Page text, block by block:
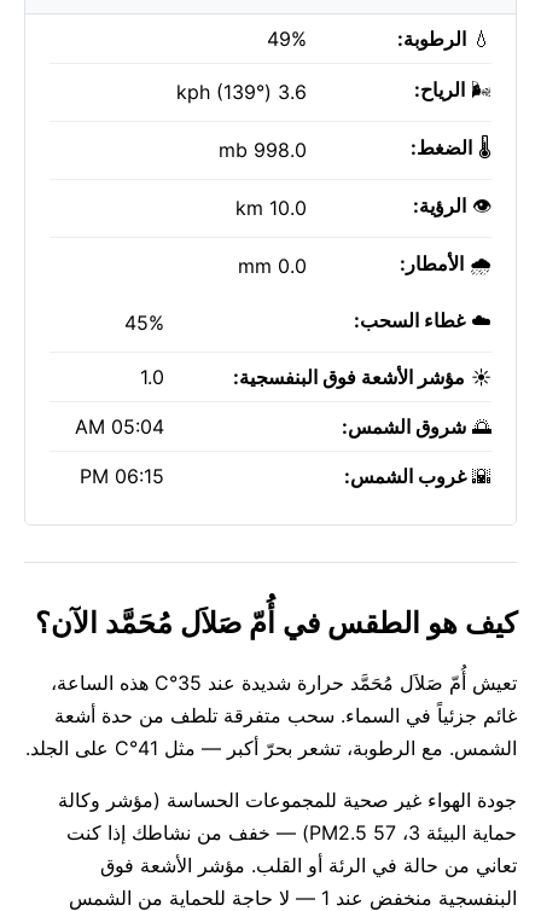
💧 الرطوبة: 49%
🌬️ الرياح: 3.6 kph (139°)
🌡️ الضغط: 998.0 mb
👁️ الرؤية: 10.0 km
🌧️ الأمطار: 0.0 mm
☁️غطاء السحب: 45%
☀️ مؤشر الأشعة فوق البنفسجية: 1.0
🌅 شروق الشمس: 05:04 AM
🌇غروب الشمس: 06:15 PM
كيف هو الطقس في أُمّ صَلاَل مُحَمَّد الآن؟
تعيش أُمّ صَلاَل مُحَمَّد حرارة شديدة عند 35°C هذه الساعة،
غائم جزئياً في السماء. سحب متفرقة تلطف من حدة أشعة
الشمس. مع الرطوبة، تشعر بحرّ أكبر — مثل 41°C على الجلد.
جودة الهواء غير صحية للمجموعات الحساسة (مؤشر وكالة
حماية البيئة 3، PM2.5 57) — خفف من نشاطك إذا كنت
تعاني من حالة في الرئة أو القلب. مؤشر الأشعة فوق
البنفسجية منخفض عند 1 — لا حاجة للحماية من الشمس